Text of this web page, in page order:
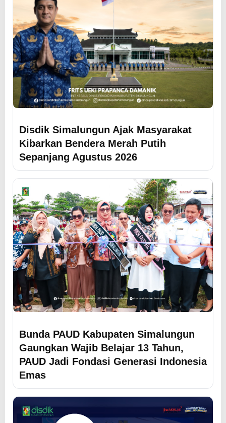
Disdik Simalungun Ajak Masyarakat
Kibarkan Bendera Merah Putih
Sepanjang Agustus 2026
Bunda PAUD Kabupaten Simalungun
Gaungkan Wajib Belajar 13 Tahun,
PAUD Jadi Fondasi Generasi Indonesia
Emas